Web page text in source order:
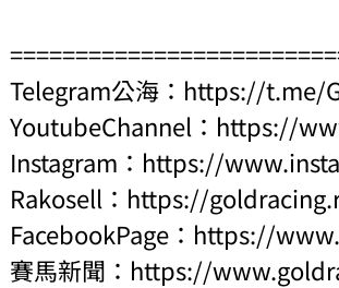
Telegram公海： https://t.me/
YoutubeChannel： https://
Instagram： https://
Rakosell： https://
FacebookPage： https://
賽馬新聞： https://